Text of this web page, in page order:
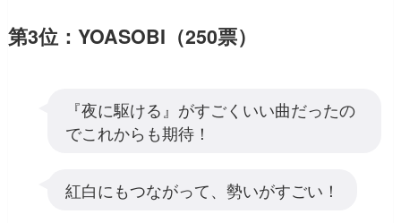
第3位：YOASOBI（250票）
『夜に駆ける』がすごくいい曲だったの
でこれからも期待！
紅白にもつながって、勢いがすごい！